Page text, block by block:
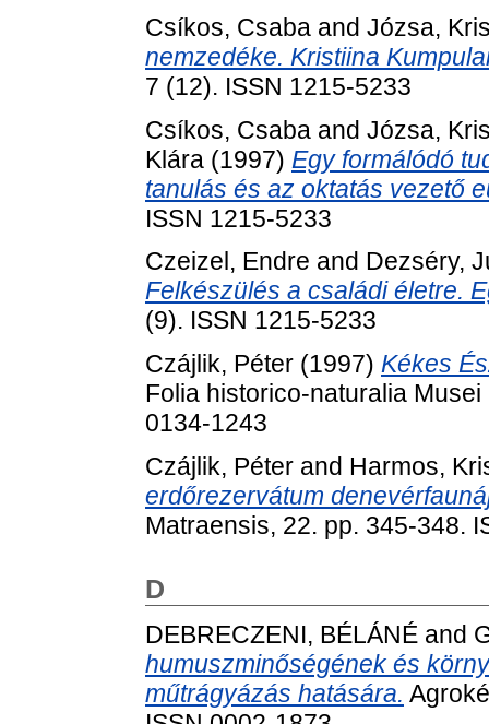
Csíkos, Csaba and Józsa,
nemzedéke. Kristiina
7 (12). ISSN 1215-5233
Csíkos, Csaba and Józsa,
Klára (1997) Egy formálódó
tanulás és az oktatás vezető
ISSN 1215-5233
Czeizel, Endre and Dezséry,
Felkészülés a családi életre.
(9). ISSN 1215-5233
Czájlik, Péter (1997) Kékes
Folia historico-naturalia
0134-1243
Czájlik, Péter and Harmos,
erdőrezervátum
Matraensis, 22. pp. 345-348.
D
DEBRECZENI, BÉLÁNÉ and
humuszminőségének és
műtrágyázás hatására.